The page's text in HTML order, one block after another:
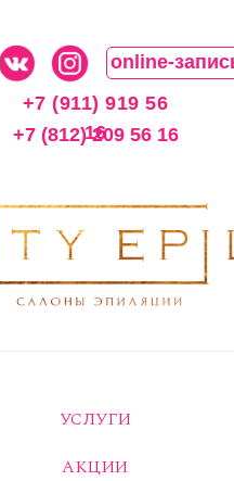
online-
+7 (911) 919 56
16
+7 (812) 209 56 16
УСЛУГИ
АКЦИИ